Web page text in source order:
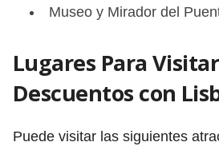
Museo y Mirador del
Lugares Para
Descuentos con
Puede visitar las siguientes